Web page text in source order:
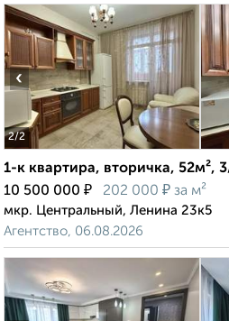
2/2
‹
1-к квартира, вторичка, 52м²,
10 500 000 ₽ 202 000 ₽ за м²
мкр. Центральный, Ленина 23к5
Агентство, 06.08.2026